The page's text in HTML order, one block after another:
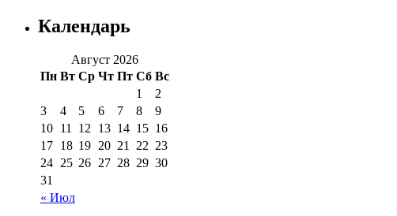
Календарь
Август 2026
Пн Вт Ср Чт Пт Сб Вс
« Июл
1
2
3
4 5 6 7 8
9
10 11 12 13 14 15 16
17 18 19 20 21 22 23
24 25 26 27 28 29 30
31